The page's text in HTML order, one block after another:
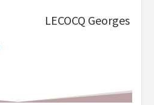
LECOCQ Georges